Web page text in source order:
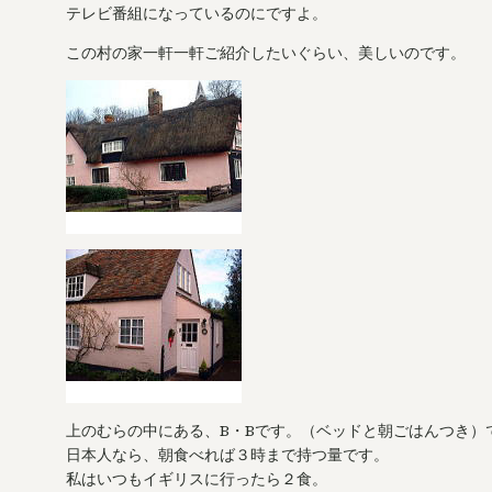
テレビ番組になっているのにですよ。
この村の家一軒一軒ご紹介したいぐらい、美しいのです。
上のむらの中にある、B・Bです。（ベッドと朝ごはんつき）
日本人なら、朝食べれば３時まで持つ量です。
私はいつもイギリスに行ったら２食。